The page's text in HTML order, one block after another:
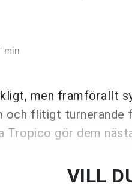
min
men framförallt
och flitigt
Tropico gör dem
VILL